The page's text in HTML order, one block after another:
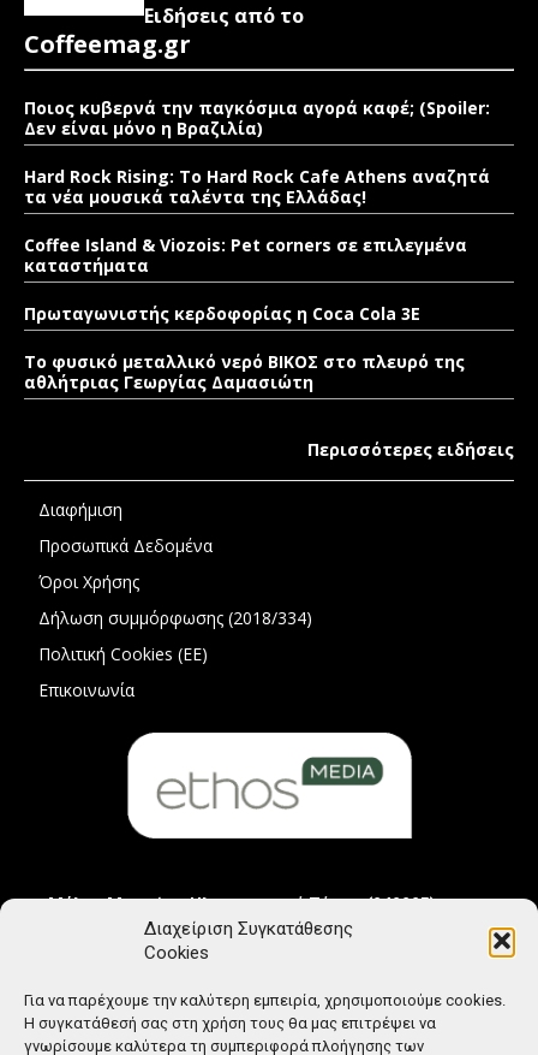
Διαχείριση Συγκατάθεσης
Cookies
Για να παρέχουμε την καλύτερη εμπειρία, χρησιμοποιούμε cookies.
Η συγκατάθεσή σας στη χρήση τους θα μας επιτρέψει να
γνωρίσουμε καλύτερα τη συμπεριφορά πλοήγησης των
Ειδήσεις από το
Coffeemag.gr
Ποιος κυβερνά την παγκόσμια αγορά καφέ; (Spoiler:
Δεν είναι μόνο η Βραζιλία)
Hard Rock Rising: Το Hard Rock Cafe Athens αναζητά
τα νέα μουσικά ταλέντα της Ελλάδας!
Coffee Island & Viozois: Pet corners σε επιλεγμένα
καταστήματα
Πρωταγωνιστής κερδοφορίας η Coca Cola 3E
Το φυσικό μεταλλικό νερό ΒΙΚΟΣ στο πλευρό της
αθλήτριας Γεωργίας Δαμασιώτη
Περισσότερες ειδήσεις
Διαφήμιση
Προσωπικά Δεδομένα
Όροι Χρήσης
Δήλωση συμμόρφωσης (2018/334)
Πολιτική Cookies (ΕΕ)
Επικοινωνία
Μέλος Μητρώου Ηλεκτρονικού Τύπου (242225)